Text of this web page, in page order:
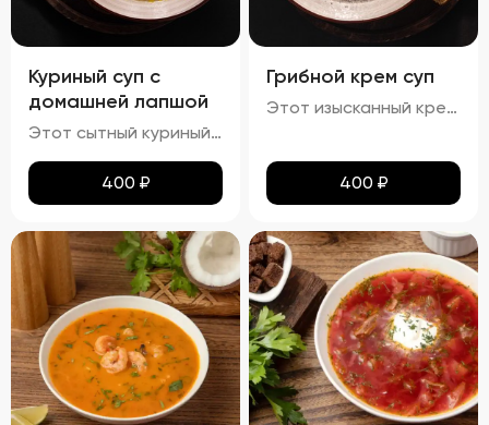
Куриный суп с
домашней лапшой
Этот сытный куриный суп сочетает в себе насыщенный вкус и разнообразные текстуры. Бульон густой и кремообразный, с мягкими кусочками куриного мяса и овощей, таких как морковь и лук, которые добавляют глубины вкуса. Макароны сохраняют мягкость и эластичность, придавая супу приятную кремовую текстуру. Петрушка добавляет свежие травяные ноты, подчеркивая богатство вкуса этого классического блюда.
400 ₽
Грибной крем суп
Этот изысканный крем-суп отличается гладкой, бархатистой текстурой, которая обволакивает ваши вкусовые рецепторы. Насыщенный аромат грибов сочетается с мягкими сливочными нотами, создавая гармоничное сочетание вкусов. Поверхность крема украшена капельками зелёного масла и мелко нарезанной зеленью, что добавляет блюду утончённости. Подается с хрустящими гренками, идеально дополняющими нежную текстуру супа.
400 ₽